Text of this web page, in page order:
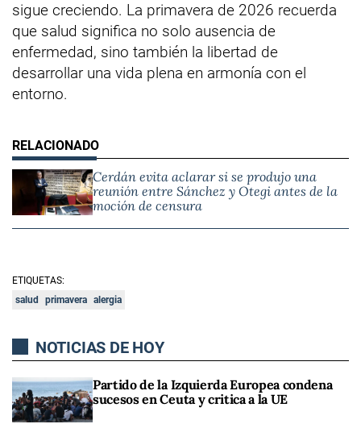
sigue creciendo. La primavera de 2026 recuerda
que salud significa no solo ausencia de
enfermedad, sino también la libertad de
desarrollar una vida plena en armonía con el
entorno.
Cerdán evita aclarar si se produjo una
reunión entre Sánchez y Otegi antes de la
moción de censura
ETIQUETAS:
salud
primavera alergia
NOTICIAS DE HOY
Partido de la Izquierda Europea condena
sucesos en Ceuta y critica a la UE